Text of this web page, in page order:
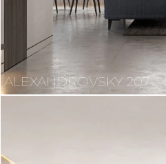
ALEXANDROVSKY 207